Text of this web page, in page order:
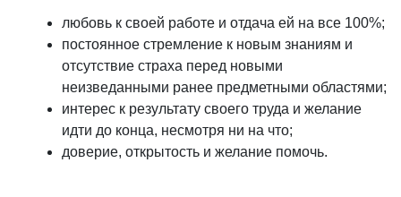
любовь к своей работе и отдача ей на все 100%;
постоянное стремление к новым знаниям и
отсутствие страха перед новыми
неизведанными ранее предметными областями;
интерес к результату своего труда и желание
идти до конца, несмотря ни на что;
доверие, открытость и желание помочь.